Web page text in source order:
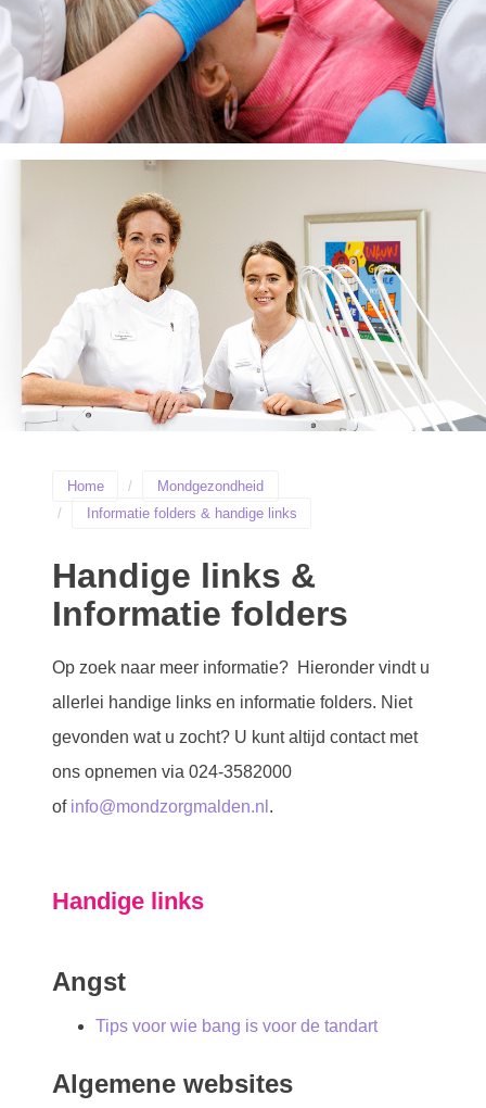
Home
Mondgezondheid
Informatie folders & handige links
Handige links &
Informatie folders
Op zoek naar meer informatie? Hieronder vindt u
allerlei handige links en informatie folders. Niet
gevonden wat u zocht? U kunt altijd contact met
ons opnemen via 024-3582000
of info@mondzorgmalden.nl .
Handige links
Angst
Tips voor wie bang is voor de tandart
Algemene websites